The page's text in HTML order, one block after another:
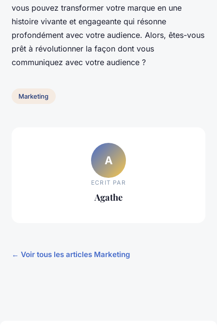
vous pouvez transformer votre marque en une
histoire vivante et engageante qui résonne
profondément avec votre audience. Alors, êtes-vous
prêt à révolutionner la façon dont vous
communiquez avec votre audience ?
Marketing
A
ECRIT PAR
Agathe
← Voir tous les articles Marketing